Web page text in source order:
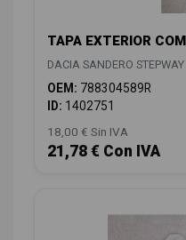
TAPA EXTERIOR
DACIA SANDERO STEPWAY
OEM: 788304589R
ID: 1402751
18,00 € Sin IVA
21,78 € Con IVA